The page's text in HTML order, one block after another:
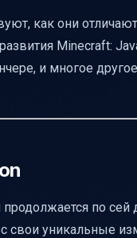
как они
Minecraft:
и многое
по сей
свои уникальные